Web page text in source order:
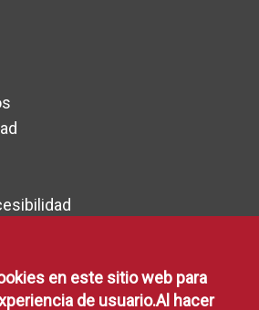
en este sitio web para
de usuario.Al hacer